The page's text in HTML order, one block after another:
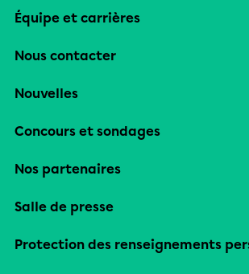
Équipe et carrières
Nous contacter
Nouvelles
Concours et sondages
Nos partenaires
Salle de presse
Protection des renseignements